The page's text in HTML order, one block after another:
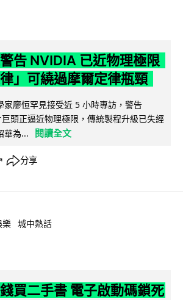
告 NVIDIA 已近物理極限
」可繞過摩爾定律瓶頸
家廖恒罕見接受近 5 小時專訪，警告
頭正逼近物理極限，傳統製程升級已失經
華為...
閱讀全文
分享
樂 城中熱話
買二手書 電子啟動碼鎖死